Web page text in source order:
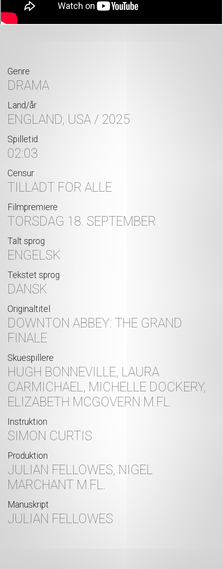
Genre
DRAMA
Land/år
ENGLAND, USA / 2025
Spilletid
02:03
Censur
TILLADT FOR ALLE
Filmpremiere
TORSDAG 18. SEPTEMBER
Talt sprog
ENGELSK
Tekstet sprog
DANSK
Originaltitel
DOWNTON ABBEY: THE GRAND
FINALE
Skuespillere
HUGH BONNEVILLE, LAURA
CARMICHAEL, MICHELLE DOCKERY,
ELIZABETH MCGOVERN M.FL.
Instruktion
SIMON CURTIS
Produktion
JULIAN FELLOWES, NIGEL
MARCHANT M.FL.
Manuskript
JULIAN FELLOWES